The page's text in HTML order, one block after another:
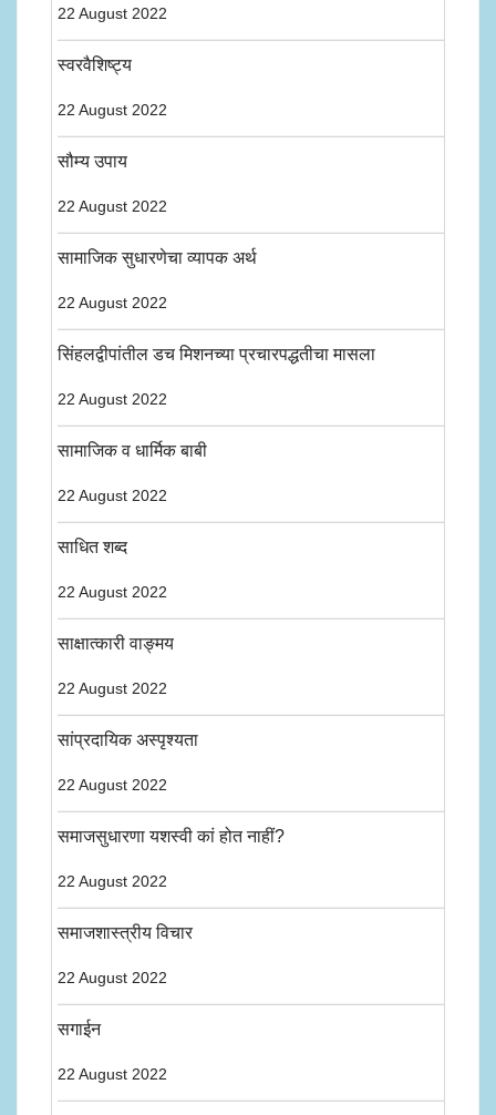
22 August 2022
स्वरवैशिष्ट्य
22 August 2022
सौम्य उपाय
22 August 2022
सामाजिक सुधारणेचा व्यापक अर्थ
22 August 2022
सिंहलद्वीपांतील डच मिशनच्या प्रचारपद्धतीचा मासला
22 August 2022
सामाजिक व धार्मिक बाबी
22 August 2022
साधित शब्द
22 August 2022
साक्षात्कारी वाङ्मय
22 August 2022
सांप्रदायिक अस्पृश्यता
22 August 2022
समाजसुधारणा यशस्वी कां होत नाहीं?
22 August 2022
समाजशास्त्रीय विचार
22 August 2022
सगाईन
22 August 2022